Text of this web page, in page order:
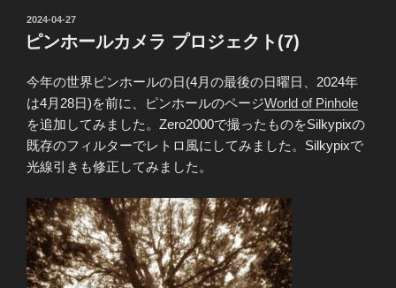
投
稿
日:
2024-04-27
ピンホールカメラ プロジェクト(7)
今年の世界ピンホールの日(4月の最後の日曜日、2024年
は4月28日)を前に、ピンホールのページWorld of Pinhole
を追加してみました。Zero2000で撮ったものをSilkypixの
既存のフィルターでレトロ風にしてみました。Silkypixで
光線引きも修正してみました。